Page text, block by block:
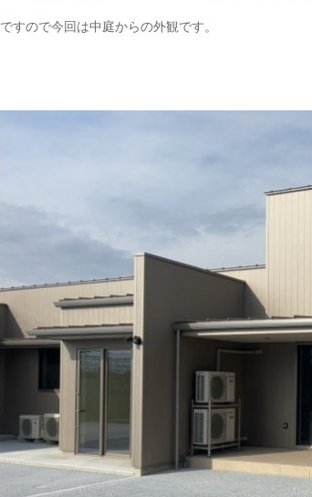
ですので今回は中庭からの外観です。